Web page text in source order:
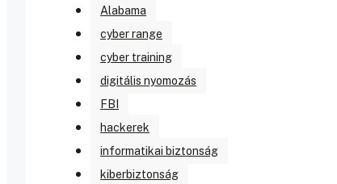
Alabama
cyber range
cyber training
digitális nyomozás
FBI
hackerek
informatikai biztonság
kiberbiztonság